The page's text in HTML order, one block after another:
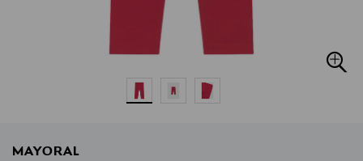
MAYORAL